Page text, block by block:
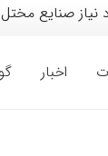
نیاز صنایع
اخبار